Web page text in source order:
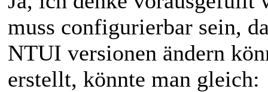
muss configurierbar sein,
NTUI versionen ändern
erstellt, könnte man gleich: